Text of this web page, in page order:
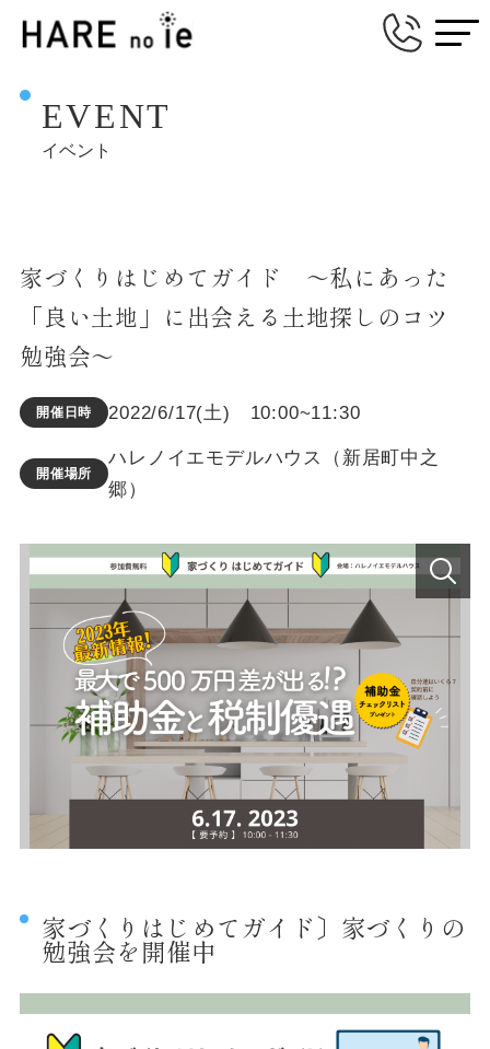
EVENT
イベント
家づくりはじめてガイド ～私にあった
「良い土地」に出会える土地探しのコツ
勉強会～
開催日時 2022/6/17(土) 10:00~11:30
開催場所
ハレノイエモデルハウス（新居町中之
郷）
家づくりはじめてガイド〕家づくりの
勉強会を開催中